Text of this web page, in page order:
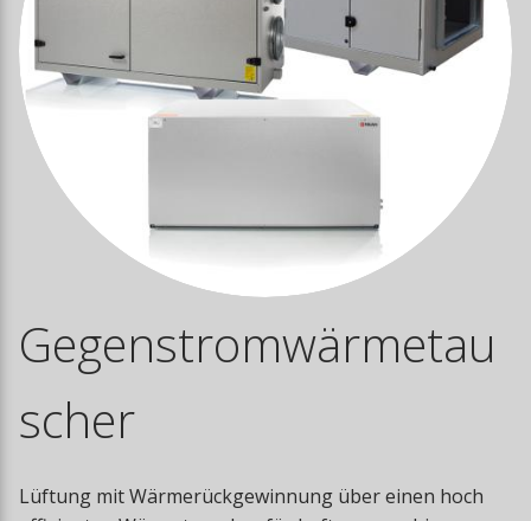
Gegenstromwärmetau
scher
Lüftung mit Wärmerückgewinnung über einen hoch